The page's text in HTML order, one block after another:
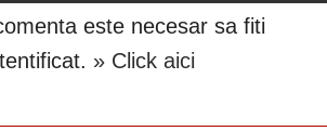
este necesar sa fiti
» Click aici